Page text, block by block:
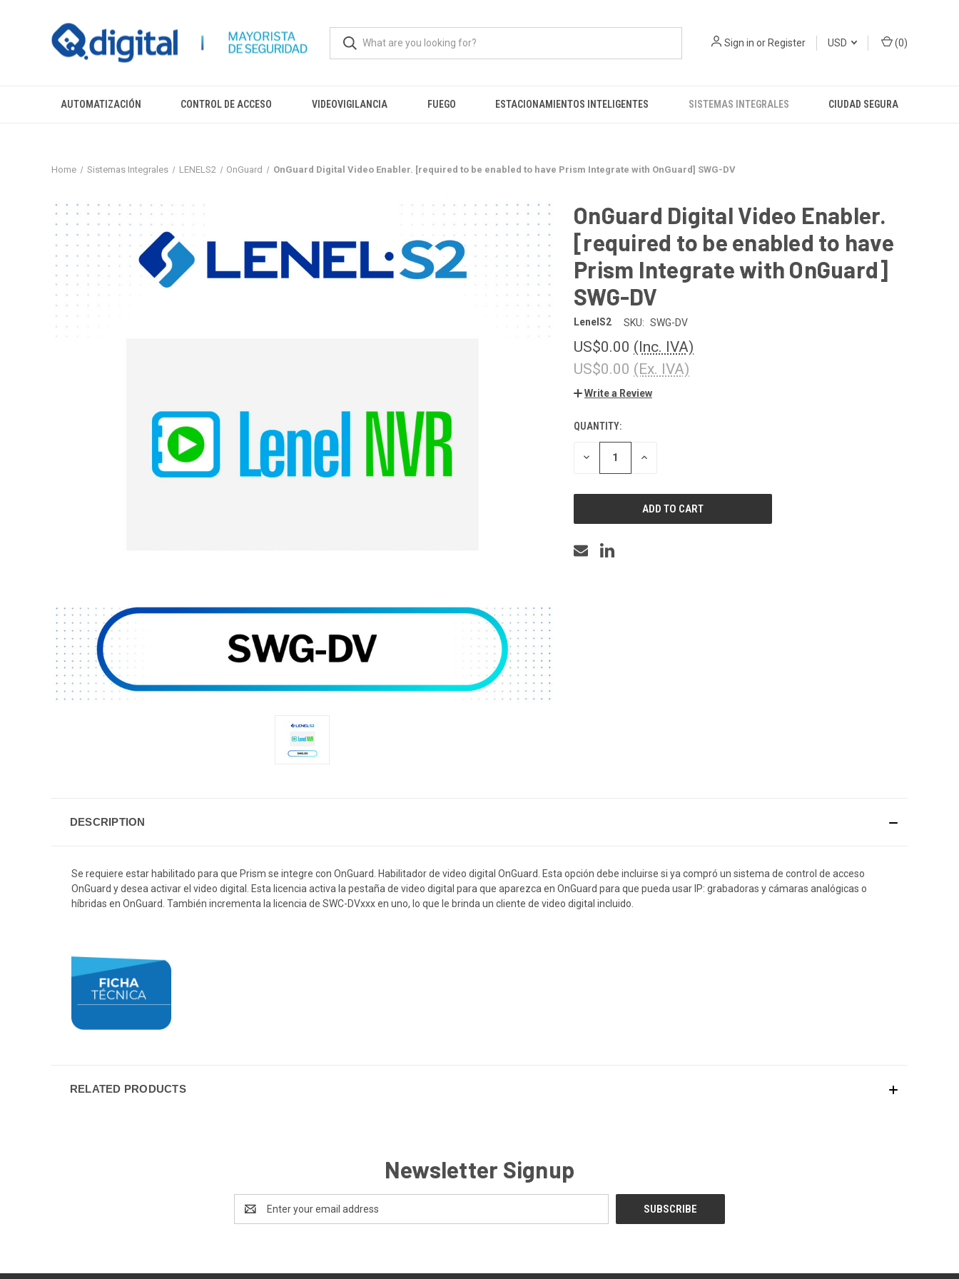
Sign in orRegister USD (0)
AUTOMATIZACIÓN CONTROL DE ACCESO VIDEOVIGILANCIA FUEGO ESTACIONAMIENTOS INTELIGENTES SISTEMAS INTEGRALES CIUDAD SEGURA
Home Sistemas Integrales LENELS2 OnGuard OnGuard Digital Video Enabler. [required to be enabled to have Prism Integrate with OnGuard] SWG-DV
OnGuard Digital Video Enabler.
[required to be enabled to have
Prism Integrate with OnGuard]
SWG-DV
LenelS2 SKU: SWG-DV
US$0.00 (Inc. IVA)
US$0.00 (Ex. IVA)
Write a Review
CURRENT
STOCK:
QUANTITY:
DECREASE INCREASE
DESCRIPTION
Se requiere estar habilitado para que Prism se integre con OnGuard. Habilitador de video digital OnGuard.
Esta opción debe incluirse si ya compró un sistema de control de acceso
OnGuard y desea activar el video digital.
Esta licencia activa la pestaña de video digital para que aparezca en OnGuard para que pueda usar IP: grabadoras y cámaras analógicas o
híbridas en OnGuard. También incrementa la licencia de SWC-DVxxx en uno, lo que le brinda un cliente de video digital incluido.
RELATED PRODUCTS
Newsletter Signup
Address